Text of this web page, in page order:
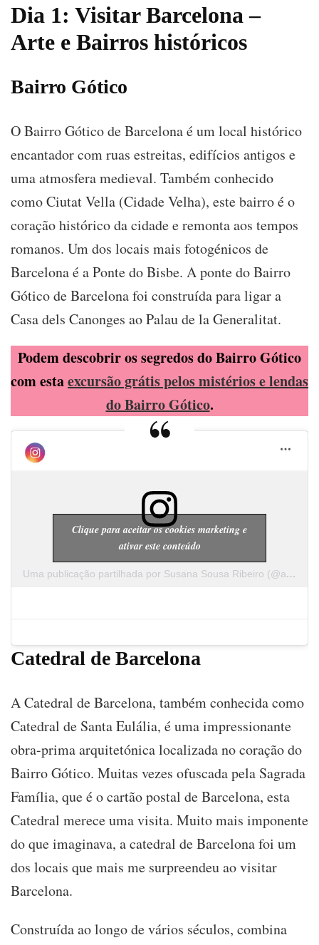
Dia 1: Visitar Barcelona –
Arte e Bairros históricos
Bairro Gótico
O Bairro Gótico de Barcelona é um local histórico
encantador com ruas estreitas, edifícios antigos e
uma atmosfera medieval. Também conhecido
como Ciutat Vella (Cidade Velha), este bairro é o
coração histórico da cidade e remonta aos tempos
romanos. Um dos locais mais fotogénicos de
Barcelona é a Ponte do Bisbe. A ponte do Bairro
Gótico de Barcelona foi construída para ligar a
Casa dels Canonges ao Palau de la Generalitat.
Podem descobrir os segredos do Bairro Gótico
com estaexcursão grátis pelos mistérios e lendas
do Bairro Gótico.
Uma publicação partilhada por Susana Sousa Ribeiro (@a.cachopa)
Clique para aceitar os cookies marketing e
ativar este conteúdo
Catedral de Barcelona
A Catedral de Barcelona, também conhecida como
Catedral de Santa Eulália, é uma impressionante
obra-prima arquitetónica localizada no coração do
Bairro Gótico. Muitas vezes ofuscada pela Sagrada
Família, que é o cartão postal de Barcelona, esta
Catedral merece uma visita. Muito mais imponente
do que imaginava, a catedral de Barcelona foi um
dos locais que mais me surpreendeu ao visitar
Barcelona.
Construída ao longo de vários séculos, combina